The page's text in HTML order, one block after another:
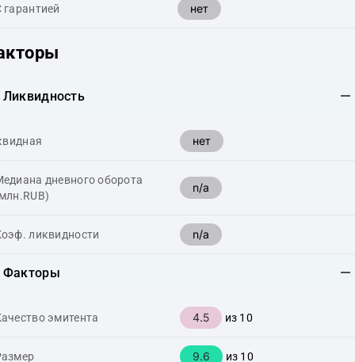
гарантией нет
Ликвидность
нет
дневного оборота
n/a
ликвидности n/a
Факторы
эмитента 4.5 из 10
9.6 из 10